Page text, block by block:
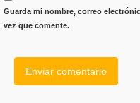
Guarda mi nombre, correo
vez que comente.